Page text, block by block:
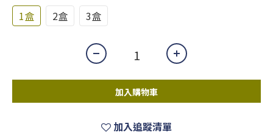
1盒 2盒 3盒
加入購物車
加入追蹤清單